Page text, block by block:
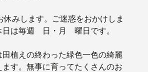
休みします。ご迷惑をおかけしま
日は毎週 日・月 曜日です。
植えの終わった緑色一色の綺麗
す。無事に育ってたくさんのお